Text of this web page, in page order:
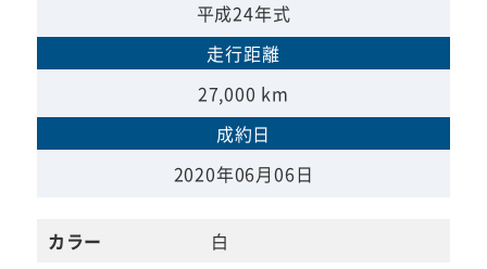
平成24年式
走行距離
27,000 km
成約日
2020年06月06日
カラー
白